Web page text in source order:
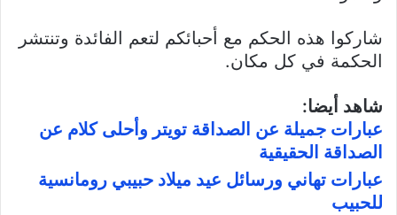
شاركوا هذه الحكم مع أحبائكم لتعم الفائدة وتنتشر
الحكمة في كل مكان.
شاهد أيضا:
عبارات جميلة عن الصداقة تويتر وأحلى كلام عن
الصداقة الحقيقية
عبارات تهاني ورسائل عيد ميلاد حبيبي رومانسية
للحبيب